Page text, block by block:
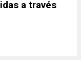
a través